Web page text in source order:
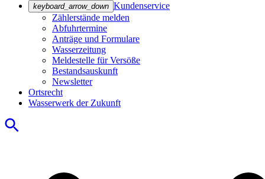
keyboard_arrow_down Kundenservice
Zählerstände melden
Abfuhrtermine
Anträge und Formulare
Wasserzeitung
Meldestelle für Versöße
Bestandsauskunft
Newsletter
Ortsrecht
Wasserwerk der Zukunft